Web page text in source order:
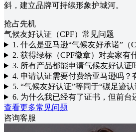
斜，建立品牌可持续形象护城河。
抢占先机
气候友好认证（CPF）常见问题
1. 什么是亚马逊“气候友好承诺”（
2. 获得绿标（CPF徽章）对卖家有
3. 所有产品都能申请气候友好认证
4. 申请认证需要付费给亚马逊吗？
5. “气候友好认证”等同于“碳足迹认
6. 为什么我已经有了证书，但前台
查看更多常见问题
咨询客服